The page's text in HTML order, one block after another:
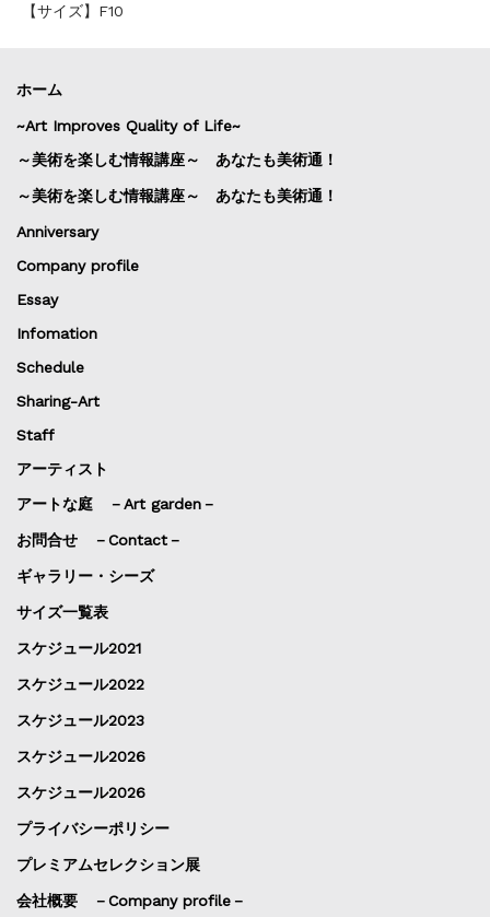
【サイズ】F10
ホーム
~Art Improves Quality of Life~
～美術を楽しむ情報講座～ あなたも美術通！
～美術を楽しむ情報講座～ あなたも美術通！
Anniversary
Company profile
Essay
Infomation
Schedule
Sharing-Art
Staff
アーティスト
アートな庭 －Art garden－
お問合せ －Contact－
ギャラリー・シーズ
サイズ一覧表
スケジュール2021
スケジュール2022
スケジュール2023
スケジュール2026
スケジュール2026
プライバシーポリシー
プレミアムセレクション展
会社概要 －Company profile－